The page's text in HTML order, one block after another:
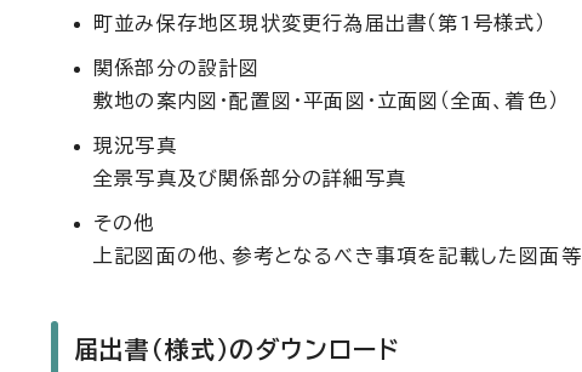
町並み保存地区現状変更行為届出書（第1号様式）
関係部分の設計図
敷地の案内図・配置図・平面図・立面図（全面、着色）
現況写真
全景写真及び関係部分の詳細写真
その他
上記図面の他、参考となるべき事項を記載した図面等
届出書（様式）のダウンロード